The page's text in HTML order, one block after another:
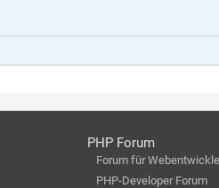
PHP Forum
Forum für
PHP-Developer Forum